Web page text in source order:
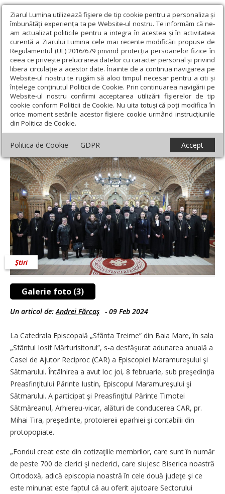
Ziarul Lumina utilizează fişiere de tip cookie pentru a personaliza și
îmbunătăți experiența ta pe Website-ul nostru. Te informăm că ne-
am actualizat politicile pentru a integra în acestea și în activitatea
curentă a Ziarului Lumina cele mai recente modificări propuse de
Regulamentul (UE) 2016/679 privind protecția persoanelor fizice în
ceea ce privește prelucrarea datelor cu caracter personal și privind
libera circulație a acestor date. Înainte de a continua navigarea pe
Website-ul nostru te rugăm să aloci timpul necesar pentru a citi și
înțelege conținutul Politicii de Cookie. Prin continuarea navigării pe
Website-ul nostru confirmi acceptarea utilizării fişierelor de tip
cookie conform Politicii de Cookie. Nu uita totuși că poți modifica în
orice moment setările acestor fişiere cookie urmând instrucțiunile
din Politica de Cookie.
Politica de Cookie GDPR Accept
Ziarul Lumina › Actualitate religioasă › Știri › Adunarea anuală a
membrilor CAR în Episcopia Maramureşului şi Sătmarului
Adunarea anuală a membrilor CAR în
Episcopia Maramureşului şi Sătmarului
Galerie foto (3)
Știri
Un articol de:Andrei Fărcaş - 09 Feb 2024
La Catedrala Episcopală „Sfânta Treime” din Baia Mare, în sala
„Sfântul Iosif Mărturisitorul”, s-a desfăşurat adunarea anuală a
Casei de Ajutor Reciproc (CAR) a Episcopiei Maramureşului şi
Sătmarului. Întâlnirea a avut loc joi, 8 februarie, sub preşedinţia
Preasfinţitului Părinte Iustin, Episcopul Maramureşului şi
Sătmarului. A participat şi Preasfinţitul Părinte Timotei
Sătmăreanul, Arhiereu-vicar, alături de conducerea CAR, pr.
Mihai Tira, preşedinte, protoiereii eparhiei şi contabilii din
protopopiate.
„Fondul creat este din cotizaţiile membrilor, care sunt în număr
de peste 700 de clerici şi neclerici, care slujesc Biserica noastră
Ortodoxă, adică episcopia noastră în cele două judeţe şi ce
este minunat este faptul că au oferit ajutoare Sectorului